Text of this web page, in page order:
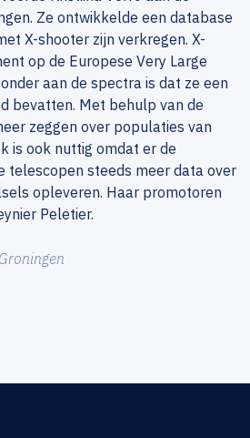
Ze ontwikkelde een database
X-shooter zijn verkregen. X-
op de Europese Very Large
aan de spectra is dat ze een
bevatten. Met behulp van de
zeggen over populaties van
is ook nuttig omdat er de
telescopen steeds meer data over
opleveren. Haar promotoren
Peletier.